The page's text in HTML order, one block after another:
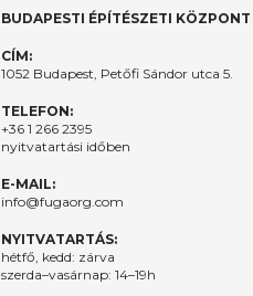
BUDAPESTI ÉPÍTÉSZETI KÖZPONT
CÍM:
1052 Budapest, Petőfi Sándor utca 5.
TELEFON:
+36 1 266 2395
nyitvatartási időben
E-MAIL:
info@fugaorg.com
NYITVATARTÁS:
hétfő, kedd: zárva
szerda–vasárnap: 14–19h